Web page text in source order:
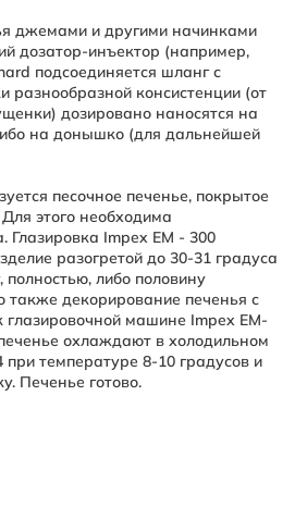
джемами и другими начинками
дозатор-инъектор (например,
подсоединяется шланг с
разнообразной консистенции (от
дозировано наносятся на
на донышко (для дальнейшей
песочное печенье, покрытое
этого необходима
Глазировка Impex EM - 300
разогретой до 30-31 градуса
полностью, либо половину
также декорирование печенья с
машине Impex EM-
охлаждают в холодильном
при температуре 8-10 градусов и
Печенье готово.